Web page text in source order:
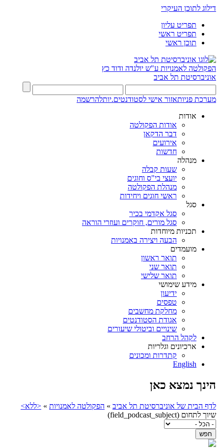
דילוג לתוכן העיקרי
תפריט עליון
תפריט ראשי
תוכן ראשי
הפקולטה לאמנויות ע"ש יולנדה ודוד כץ
אוניברסיטת תל אביב
מערכת פניותאזור אישי לסטודנטים.יותלהרשמה
אודות
אודות הפקולטה
דבר הדקאן
אירועים
חדשות
מנהלה
שעות קבלה
יועצי בי"ס וחוגים
מנהלת הפקולטה
ראשי חוגים ויחידות
סגל
סגל אקדמי בכיר
סגל מורים, חוקרים ועוזרי הוראה
תכניות מיוחדות
הבעה ויצירה באמנויות
מועמדים
תואר ראשון
תואר שני
תואר שלישי
מידע שימושי
ידיעון
טפסים
מחלקת מחשבים
אגודת הסטודנטים
שינויים וביטולי שיעורים
לקהל הרחב
ארכיונים וגלריות
קתדרות ומכונים
English
הינך נמצא כאן
לדף הבית של אוניברסיטת תל אביב » הפקולטה לאמנויות » <ללא>
שיוך לתחום (field_podcast_subject)